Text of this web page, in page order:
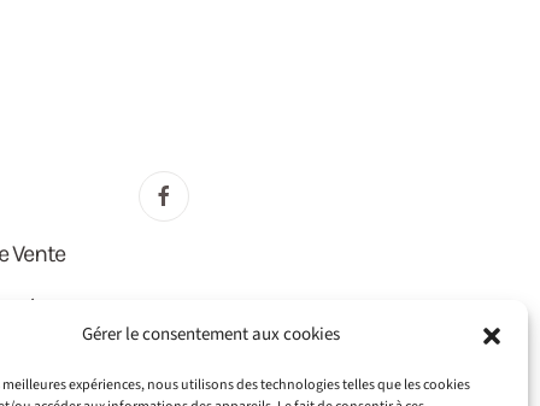
Gérer le consentement aux cookies
expériences, nous utilisons des technologies telles que les cookies
Vente